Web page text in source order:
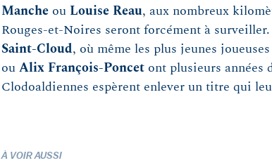
Manche ou Louise Reau, aux nombreux
Rouges-et-Noires seront forcément à surveiller.
Saint-Cloud, où même les plus jeunes
ou Alix François-Poncet ont plusieurs années
Clodoaldiennes espèrent enlever un titre qui
À VOIR AUSSI